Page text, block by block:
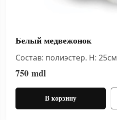
Белый медвежонок
Состав: полиэстер. H: 25см
750 mdl
В корзину